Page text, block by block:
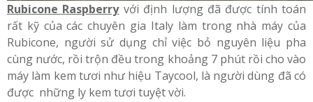
Rubicone Raspberryvới định lượng đã được tính toán
rất kỹ của các chuyên gia Italy làm trong nhà máy của
Rubicone, người sử dụng chỉ việc bỏ nguyên liệu pha
cùng nước, rồi trộn đều trong khoảng 7 phút rồi cho vào
máy làm kem tươi như hiệu Taycool, là người dùng đã có
được những ly kem tươi tuyệt vời.